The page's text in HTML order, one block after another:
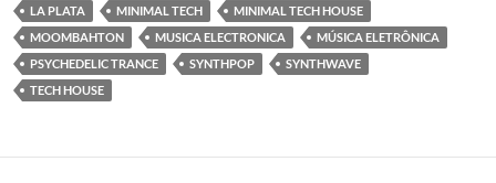
LA PLATA
MINIMAL TECH
MINIMAL TECH HOUSE
MOOMBAHTON
MUSICA ELECTRONICA
MÚSICA ELETRÔNICA
PSYCHEDELIC TRANCE
SYNTHPOP
SYNTHWAVE
TECH HOUSE